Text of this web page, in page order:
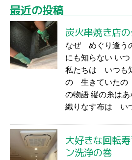
最近の投稿
炭火串焼き店
なぜ めぐり逢
にも知らない い
私たちは いつも
の 生きていた
の物語 縦の糸は
織りなす布は
大好きな回転
ン洗浄の巻